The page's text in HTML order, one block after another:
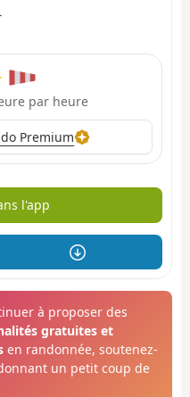
par heure
Premium
l'app
à proposer des
gratuites et
en randonnée, soutenez-
un petit coup de